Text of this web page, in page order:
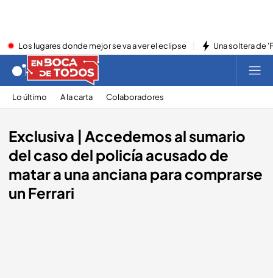
Los lugares donde mejor se va a ver el eclipse Una soltera de
Lo último A la carta Colaboradores
Exclusiva | Accedemos al sumario
del caso del policía acusado de
matar a una anciana para comprarse
un Ferrari